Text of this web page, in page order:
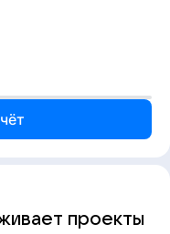
проекты